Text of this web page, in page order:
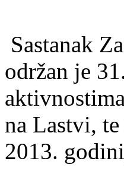
Sastanak
održan je
na Lastvi,
2013.